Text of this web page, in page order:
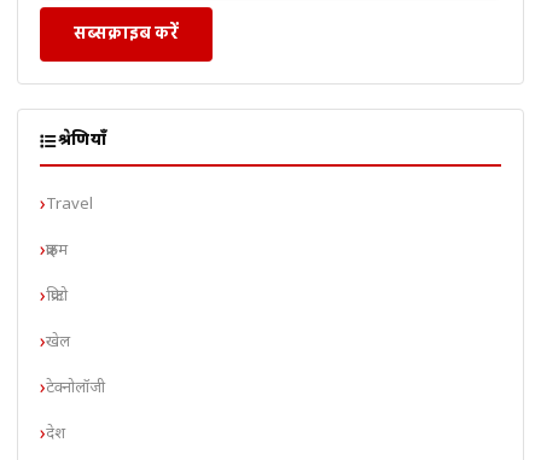
सब्सक्राइब करें
श्रेणियाँ
Travel
क्राइम
क्रिप्टो
खेल
टेक्नोलॉजी
देश